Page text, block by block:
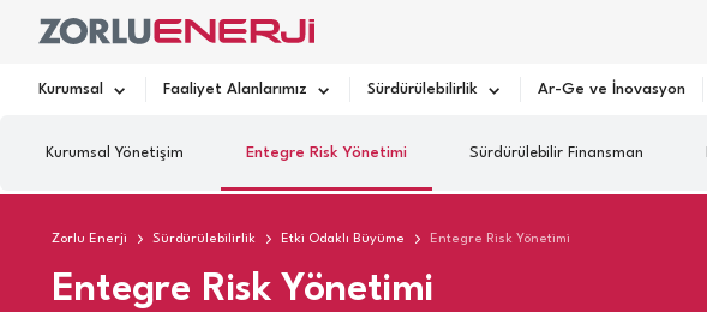
Kurumsal Faaliyet Alanlarımız Sürdürülebilirlik Ar-Ge ve İnovasyon
Kurumsal Yönetişim Entegre Risk Yönetimi Sürdürülebilir Finansman
Zorlu Enerji Sürdürülebilirlik Etki Odaklı Büyüme Entegre Risk Yönetimi
Entegre Risk Yönetimi